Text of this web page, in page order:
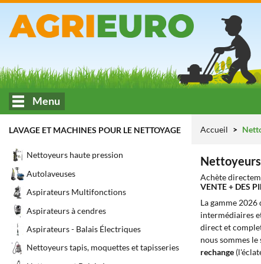
Menu
LAVAGE ET MACHINES POUR LE NETTOYAGE
Nettoyeurs haute pression
Autolaveuses
Aspirateurs Multifonctions
Aspirateurs à cendres
Aspirateurs - Balais Électriques
Nettoyeurs tapis, moquettes et tapisseries
Accueil
Achète
VENTE + DES
La gamme 2026
intermédiaires
direct et
nous sommes
rechange